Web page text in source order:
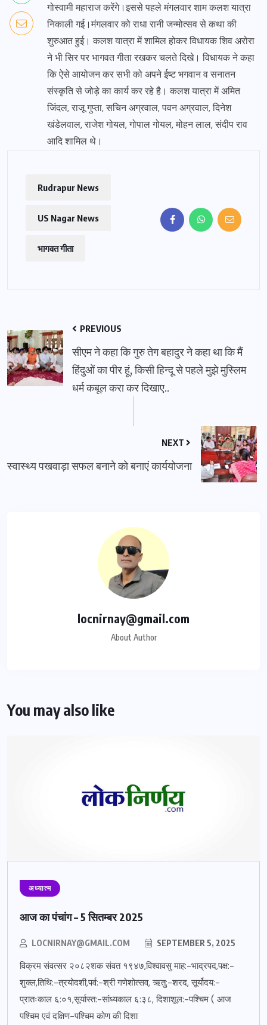
गोस्वामी महाराज करेंगे।इससे पहले मंगलवार शाम कलश यात्रा
निकाली गई।मंगलवार को राधा रानी जन्मोत्सव से कथा की
शुरुआत हुई। कलश यात्रा में शामिल होकर विधायक शिव अरोरा
ने भी सिर पर भागवत गीता रखकर चलते दिखे। विधायक ने कहा
कि ऐसे आयोजन कर सभी को अपने ईष्ट भगवान व सनातन
संस्कृति से जोड़े का कार्य कर रहे है। कलश यात्रा में अमित
जिंदल, राजू गुप्ता, सचिन अग्रवाल, पवन अग्रवाल, दिनेश
खंडेलवाल, राजेश गोयल, गोपाल गोयल, मोहन लाल, संदीप राव
आदि शामिल थे।
Rudrapur News
US Nagar News
भागवत गीता
PREVIOUS
सीएम ने कहा कि गुरु तेग बहादुर ने कहा था कि मैं
हिंदुओं का पीर हूं, किसी हिन्दू से पहले मुझे मुस्लिम
धर्म कबूल करा कर दिखाए..
NEXT
स्वास्थ्य पखवाड़ा सफल बनाने को बनाएं कार्ययोजना
locnirnay@gmail.com
About Author
You may also like
अध्यात्म
आज का पंचांग – 5 सितम्बर 2025
LOCNIRNAY@GMAIL.COM SEPTEMBER 5, 2025
विक्रम संवत्सर २०८२शक संवत १९४७,विश्वावसु माह:-भाद्रपद,पक्ष:-
शुक्ल,तिथि:-त्रयोदशी,पर्व:-श्री गणेशोत्सव, ऋतु:-शरद, सूर्योदय:-
प्रातःकाल ६:०१,सूर्यास्त:-सांध्यकाल ६:३८, दिशाशूल:-पश्चिम ( आज
पश्चिम एवं दक्षिण-पश्चिम कोण की दिशा